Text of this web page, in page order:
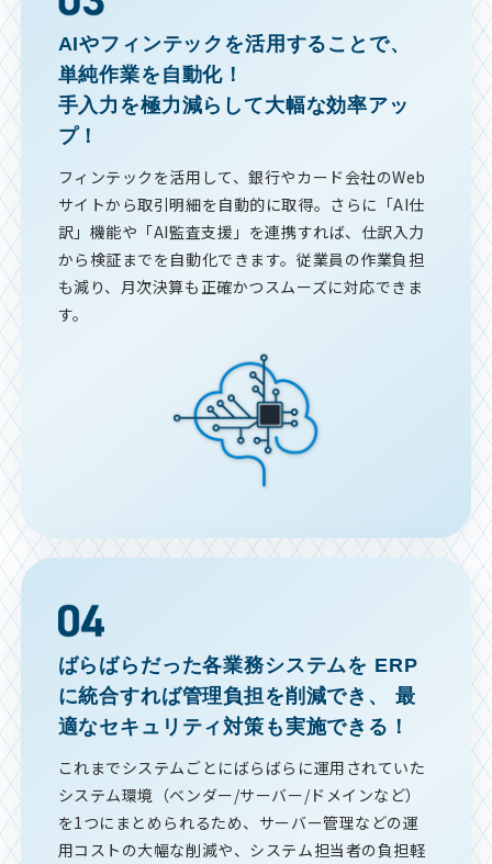
AIやフィンテックを活用することで、
単純作業を自動化！
手入力を極力減らして大幅な効率アッ
プ！
フィンテックを活用して、銀行やカード会社のWeb
サイトから取引明細を自動的に取得。さらに「AI仕
訳」機能や「AI監査支援」を連携すれば、仕訳入力
から検証までを自動化できます。従業員の作業負担
も減り、月次決算も正確かつスムーズに対応できま
す。
ばらばらだった各業務システムを ERP
に統合すれば管理負担を削減でき、
最
適なセキュリティ対策も実施できる！
これまでシステムごとにばらばらに運用されていた
システム環境（ベンダー/サーバー/ドメインなど）
を1つにまとめられるため、サーバー管理などの運
用コストの大幅な削減や、システム担当者の負担軽